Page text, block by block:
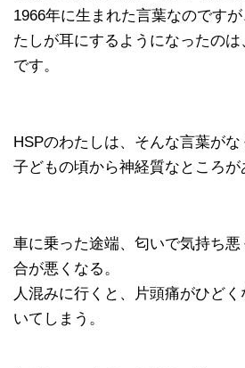
1966年に生まれた言葉なのです
たしが耳にするようになったの
です。
HSPのわたしは、そんな言葉がな
子どもの頃から神経質なところが
車に乗った途端、匂いで気持ち
合が悪くなる。
人混みに行くと、片頭痛がひど
いてしまう。